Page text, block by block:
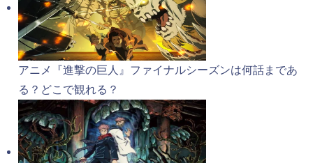
アニメ『進撃の巨人』ファイナルシーズンは何話まであ
る？どこで観れる？